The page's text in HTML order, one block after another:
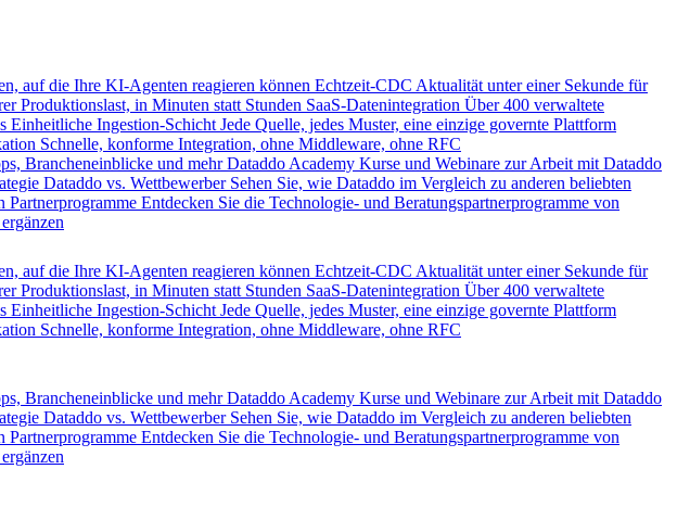
auf die Ihre KI-Agenten reagieren können Echtzeit-CDC Aktualität unter einer Sekunde für
Produktionslast, in Minuten statt Stunden SaaS-Datenintegration Über 400 verwaltete
Einheitliche Ingestion-Schicht Jede Quelle, jedes Muster, eine einzige governte Plattform
Schnelle, konforme Integration, ohne Middleware, ohne RFC
Brancheneinblicke und mehr Dataddo Academy Kurse und Webinare zur Arbeit mit Dataddo
Dataddo vs. Wettbewerber Sehen Sie, wie Dataddo im Vergleich zu anderen beliebten
Partnerprogramme Entdecken Sie die Technologie- und Beratungspartnerprogramme von
auf die Ihre KI-Agenten reagieren können Echtzeit-CDC Aktualität unter einer Sekunde für
Produktionslast, in Minuten statt Stunden SaaS-Datenintegration Über 400 verwaltete
Einheitliche Ingestion-Schicht Jede Quelle, jedes Muster, eine einzige governte Plattform
Schnelle, konforme Integration, ohne Middleware, ohne RFC
Brancheneinblicke und mehr Dataddo Academy Kurse und Webinare zur Arbeit mit Dataddo
Dataddo vs. Wettbewerber Sehen Sie, wie Dataddo im Vergleich zu anderen beliebten
Partnerprogramme Entdecken Sie die Technologie- und Beratungspartnerprogramme von